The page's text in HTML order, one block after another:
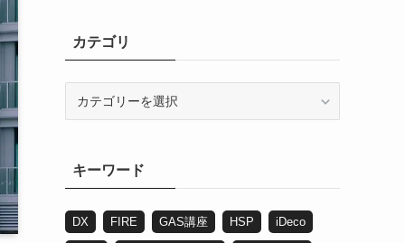
カテゴリ
キーワード
DX FIRE GAS講座 HSP iDeco